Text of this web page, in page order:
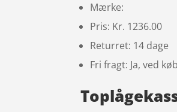
Mærke:
Pris: Kr. 1236.00
Returret: 14 dage
Fri fragt: Ja, ved